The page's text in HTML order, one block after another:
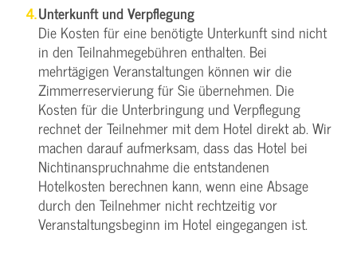
Unterkunft und Verpflegung
Die Kosten für eine benötigte Unterkunft sind nicht
in den Teilnahmegebühren enthalten. Bei
mehrtägigen Veranstaltungen können wir die
Zimmerreservierung für Sie übernehmen. Die
Kosten für die Unterbringung und Verpflegung
rechnet der Teilnehmer mit dem Hotel direkt ab. Wir
machen darauf aufmerksam, dass das Hotel bei
Nichtinanspruchnahme die entstandenen
Hotelkosten berechnen kann, wenn eine Absage
durch den Teilnehmer nicht rechtzeitig vor
Veranstaltungsbeginn im Hotel eingegangen ist.